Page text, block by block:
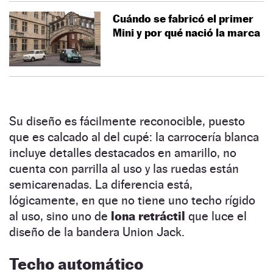
Cuándo se fabricó el primer
Mini y por qué nació la marca
Su diseño es fácilmente reconocible, puesto
que es calcado al del cupé: la carrocería blanca
incluye detalles destacados en amarillo, no
cuenta con parrilla al uso y las ruedas están
semicarenadas. La diferencia está,
lógicamente, en que no tiene uno techo rígido
al uso, sino uno de lona retráctil que luce el
diseño de la bandera Union Jack.
Techo automático